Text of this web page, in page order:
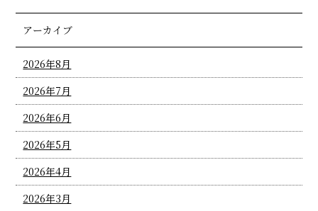
アーカイブ
2026年8月
2026年7月
2026年6月
2026年5月
2026年4月
2026年3月